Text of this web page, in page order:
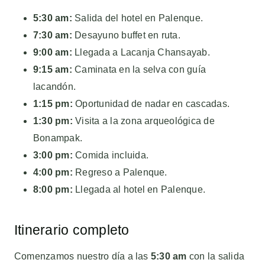
5:30 am: Salida del hotel en Palenque.
7:30 am: Desayuno buffet en ruta.
9:00 am: Llegada a Lacanja Chansayab.
9:15 am: Caminata en la selva con guía
lacandón.
1:15 pm: Oportunidad de nadar en cascadas.
1:30 pm: Visita a la zona arqueológica de
Bonampak.
3:00 pm: Comida incluida.
4:00 pm: Regreso a Palenque.
8:00 pm: Llegada al hotel en Palenque.
Itinerario completo
Comenzamos nuestro día a las 5:30 am con la salida